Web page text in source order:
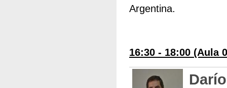
Argentina.
16:30 - 18:00 (Aula